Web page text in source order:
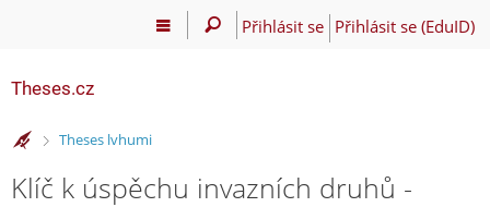
Přihlásit se Přihlásit se (EduID)
Theses.cz
>
Theses lvhumi
Klíč k úspěchu invazních druhů -